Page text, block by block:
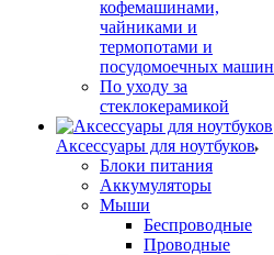
кофемашинами,
чайниками и
термопотами и
посудомоечных машин
По уходу за
стеклокерамикой
Аксессуары для ноутбуков
Блоки питания
Аккумуляторы
Мыши
Беспроводные
Проводные